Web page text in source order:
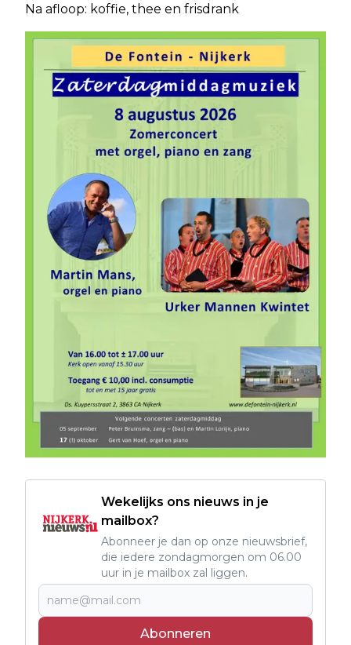
Na afloop: koffie, thee en frisdrank
Wekelijks ons nieuws in je
mailbox?
Abonneer je dan op onze nieuwsbrief,
die iedere zondagmorgen om 06.00
uur in je mailbox zal liggen.
Abonneren